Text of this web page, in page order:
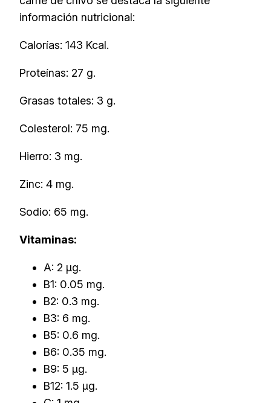
información nutricional:
Calorías: 143 Kcal.
Proteínas: 27 g.
Grasas totales: 3 g.
Colesterol: 75 mg.
Hierro: 3 mg.
Zinc: 4 mg.
Sodio: 65 mg.
Vitaminas:
A: 2 µg.
B1: 0.05 mg.
B2: 0.3 mg.
B3: 6 mg.
B5: 0.6 mg.
B6: 0.35 mg.
B9: 5 µg.
B12: 1.5 µg.